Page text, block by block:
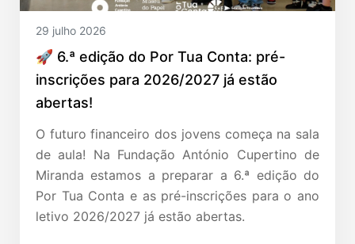
29 julho 2026
🚀 6.ª edição do Por Tua Conta: pré-
inscrições para 2026/2027 já estão
abertas!
O futuro financeiro dos jovens começa na sala
de aula! Na Fundação António Cupertino de
Miranda estamos a preparar a 6.ª edição do
Por Tua Conta e as pré-inscrições para o ano
letivo 2026/2027 já estão abertas.